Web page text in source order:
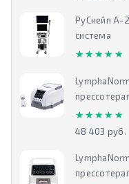
РуСкейп А-
система
★★★★★
★★★★★
★★★★★
★★★★★
48 403 руб.